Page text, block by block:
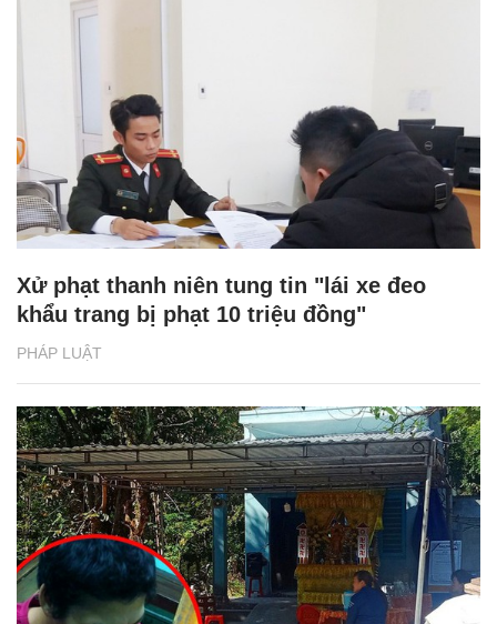
PHÁP LUẬT
Xử phạt thanh niên tung tin "lái xe đeo
khẩu trang bị phạt 10 triệu đồng"